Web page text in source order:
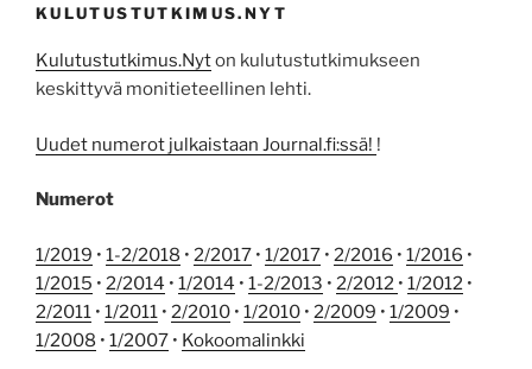
KULUTUSTUTKIMUS.NYT
Kulutustutkimus.Nyton kulutustutkimukseen
keskittyvä monitieteellinen lehti.
Uudet numerot julkaistaan Journal.fi:ssä! !
Numerot
1/2019 • 1-2/2018 • 2/2017 • 1/2017 • 2/2016 • 1/2016 •
1/2015 • 2/2014 • 1/2014 • 1-2/2013 • 2/2012 • 1/2012 •
2/2011 • 1/2011 • 2/2010 • 1/2010 • 2/2009 • 1/2009 •
1/2008 • 1/2007 • Kokoomalinkki